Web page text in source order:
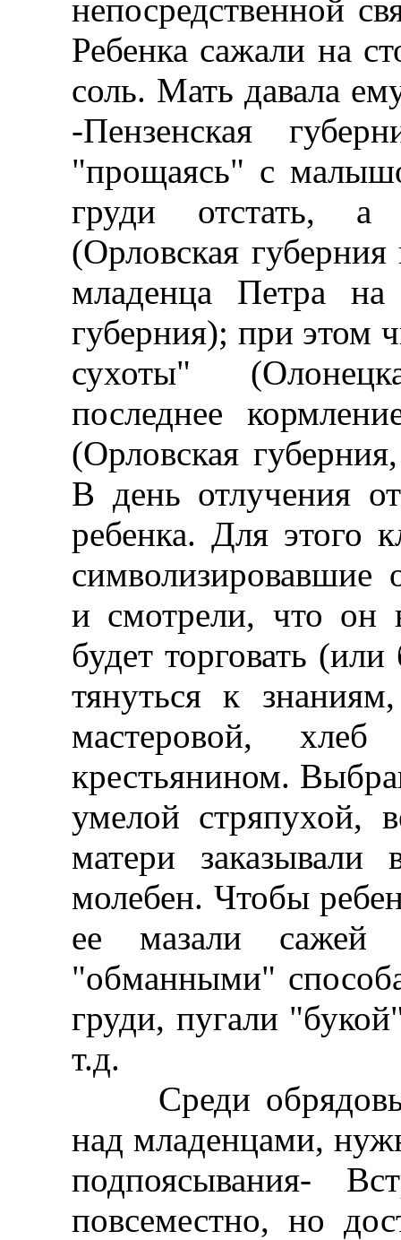
непосредственной
Ребенка сажали на
соль. Мать давала
-Пензенская
"прощаясь" с
груди отстать,
(Орловская
младенца Петра на
губерния); при этом
сухоты"
последнее
(Орловская
В день отлучения
ребенка. Для этого
символизировавшие
и смотрели, что он
будет торговать
тянуться к
мастеровой,
крестьянином.
умелой стряпухой,
матери заказывали
молебен. Чтобы
ее мазали сажей
"обманными"
груди, пугали
т.д.
Среди
над младенцами,
подпоясывания-
повсеместно, но